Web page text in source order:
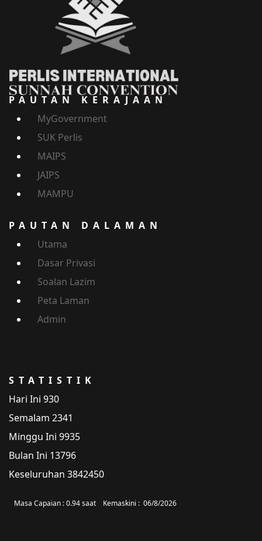
PAUTAN KERAJAAN
MyGovernment
SUK Perlis
MAIPS
JAIPS
MAMPU
PAUTAN DALAMAN
Utama
Dasar Privasi
Soalan Lazim
Peta Laman
Admin
STATISTIK
Hari Ini 930
Semalam 2341
Minggu Ini 9935
Bulan Ini 13796
Keseluruhan 3842450
Masa Capaian :0.94 saat Kemaskini : 06/8/2026